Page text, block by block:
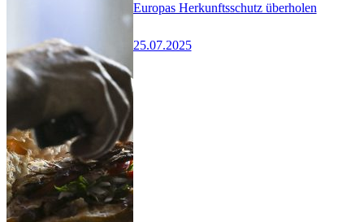
Europas Herkunftsschutz überholen
25.07.2025